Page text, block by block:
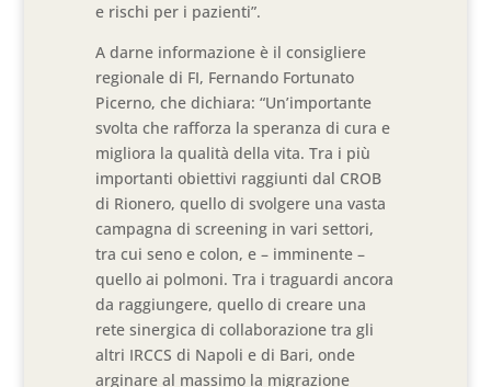
e rischi per i pazienti”.
A darne informazione è il consigliere
regionale di FI, Fernando Fortunato
Picerno, che dichiara: “Un’importante
svolta che rafforza la speranza di cura e
migliora la qualità della vita. Tra i più
importanti obiettivi raggiunti dal CROB
di Rionero, quello di svolgere una vasta
campagna di screening in vari settori,
tra cui seno e colon, e – imminente –
quello ai polmoni. Tra i traguardi ancora
da raggiungere, quello di creare una
rete sinergica di collaborazione tra gli
altri IRCCS di Napoli e di Bari, onde
arginare al massimo la migrazione